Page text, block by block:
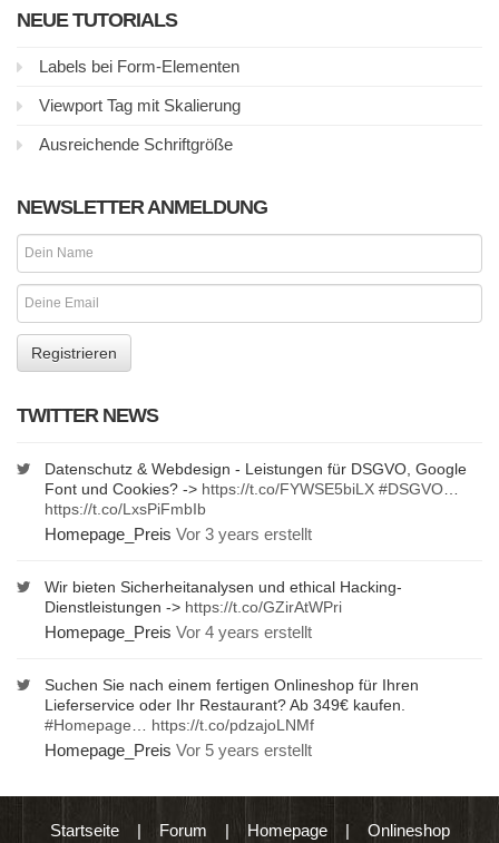
NEUE TUTORIALS
Labels bei Form-Elementen
Viewport Tag mit Skalierung
Ausreichende Schriftgröße
NEWSLETTER ANMELDUNG
TWITTER NEWS
Datenschutz & Webdesign - Leistungen für DSGVO, Google
Font und Cookies? -> https://t.co/FYWSE5biLX #DSGVO
https://t.co/LxsPiFmbIb
Homepage_Preis Vor 3 years erstellt
Wir bieten Sicherheitanalysen und ethical Hacking-
Dienstleistungen -> https://t.co/GZirAtWPri
Homepage_Preis Vor 4 years erstellt
Suchen Sie nach einem fertigen Onlineshop für Ihren
Lieferservice oder Ihr Restaurant? Ab 349€ kaufen.
#Homepage
https://t.co/pdzajoLNMf
Homepage_Preis Vor 5 years erstellt
Startseite| Forum | Homepage| Onlineshop